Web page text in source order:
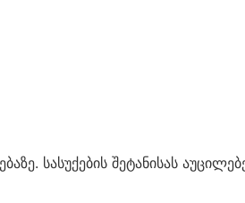
სასუქების შეტანისას